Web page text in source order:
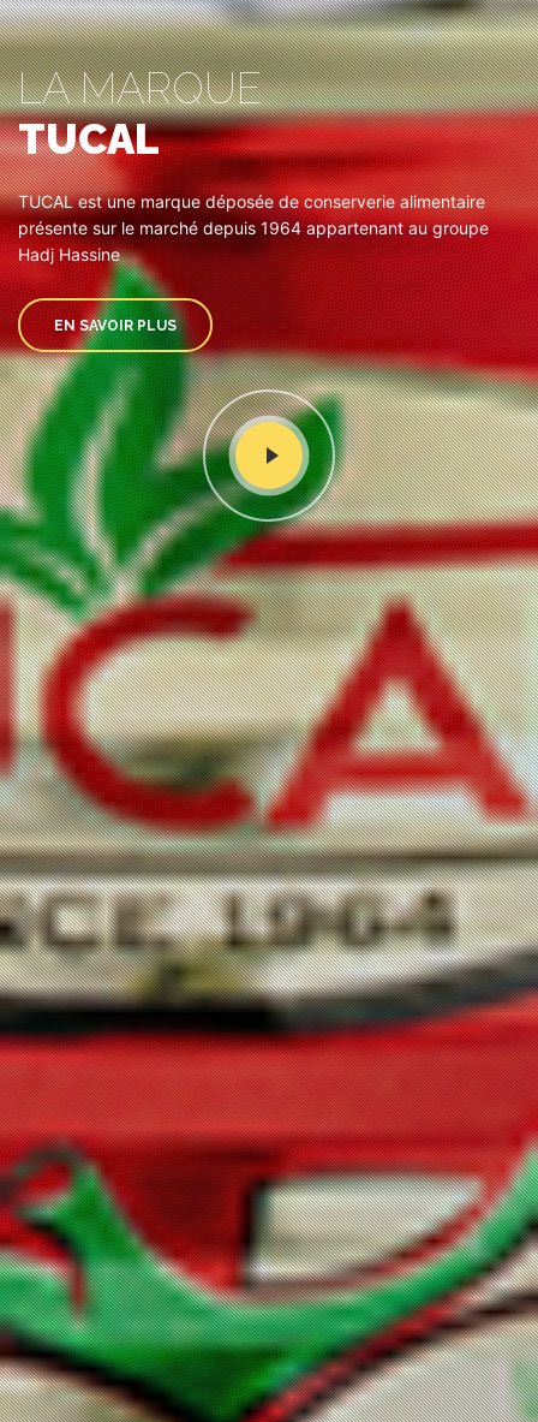
LA MARQUE
TUCAL
TUCAL est une marque déposée de conserverie alimentaire
présente sur le marché depuis 1964 appartenant au groupe
Hadj Hassine
EN SAVOIR PLUS